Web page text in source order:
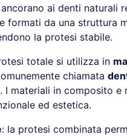
ancorano ai denti naturali
formati da una struttura
la protesi stabile.
totale si utilizza in
chiamata
. I materiali in composito e
ed estetica.
: la protesi combinata